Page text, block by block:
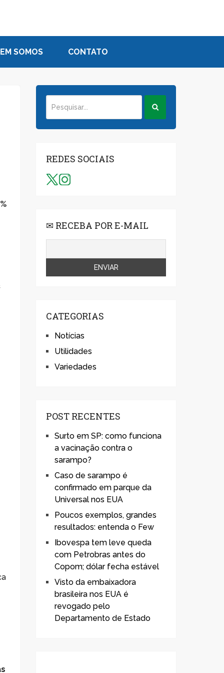
SOMOS CONTATO
REDES SOCIAIS
✉ RECEBA POR E-MAIL
CATEGORIAS
Notícias
Utilidades
Variedades
POST RECENTES
Surto em SP: como funciona
a vacinação contra o
sarampo?
Caso de sarampo é
confirmado em parque da
Universal nos EUA
Poucos exemplos, grandes
resultados: entenda o Few
Ibovespa tem leve queda
com Petrobras antes do
Copom; dólar fecha estável
Visto da embaixadora
brasileira nos EUA é
revogado pelo
Departamento de Estado